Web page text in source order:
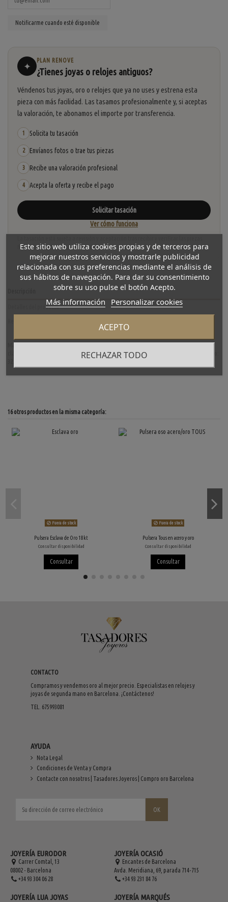
✦
PLAN RENOVE
¿Tienes joyas o relojes antiguos?
Véndenos tus joyas, oro o relojes que ya no uses y estrena esta
pieza con más facilidad. Las tasamos profesionalmente y, si aceptas
la valoración, te abonamos el importe por transferencia.
1 Solicita tu tasación
2 Envíanos fotos o trae tus piezas
3 Recibe una valoración profesional
4 Acepta la oferta y recibe el pago
Solicitar tasación
Ver cómo funciona
No se descuenta automáticamente del carrito.
Detalles del producto
Magnifica pulsera barbada de segunda mano en oro amarillo de primera ley. Una pieza
clásica y elegante, ideal para los amantes de pulseras. Longitud: 20cm. Grosor: 1cm. Peso:
16 otros productos en la misma categoría:
Fuera de stock
Pulsera Esclava de Oro 18kt
Consultar disponibilidad
Consultar
Fuera de stock
Pulsera Tous en acero y oro
Consultar disponibilidad
Consultar
CONTACTO
Compramos y vendemos oro al mejor precio. Especialistas en relojes y
joyas de segunda mano en Barcelona. ¡Contáctenos!
TEL. 675993081
AYUDA
Nota Legal
Condiciones de Venta y Compra
Contacte con nosotros | Tasadores Joyeros | Compro oro Barcelona
JOYERÍA EURODOR
Carrer Comtal, 13
08002 - Barcelona
+34 93 304 06 28
JOYERÍA LUA JOYAS
JOYERÍA OCASIÓ
Encantes de Barcelona
Avda. Meridiana, 69, parada 714-715
+34 93 231 84 76
JOYERÍA MARQUÉS
Este sitio web utiliza cookies propias y de terceros para
mejorar nuestros servicios y mostrarle publicidad
relacionada con sus preferencias mediante el análisis de
sus hábitos de navegación. Para dar su consentimiento
sobre su uso pulse el botón Acepto.
Más información Personalizar cookies
RECHAZAR TODO
ACEPTO